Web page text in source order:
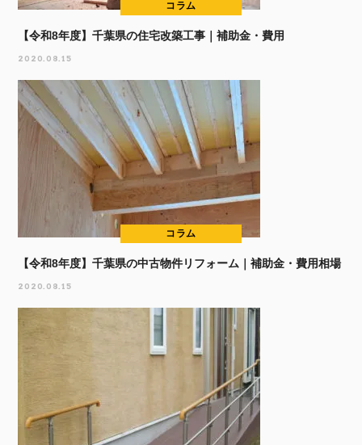
コラム
【令和8年度】千葉県の住宅改築工事｜補助金・費用
2020.08.15
コラム
【令和8年度】千葉県の中古物件リフォーム｜補助金・費用相場
2020.08.15